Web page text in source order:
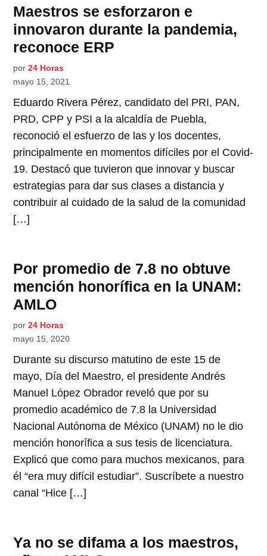
Maestros se esforzaron e
innovaron durante la pandemia,
reconoce ERP
por 24 Horas
mayo 15, 2021
Eduardo Rivera Pérez, candidato del PRI, PAN,
PRD, CPP y PSI a la alcaldía de Puebla,
reconoció el esfuerzo de las y los docentes,
principalmente en momentos difíciles por el Covid-
19. Destacó que tuvieron que innovar y buscar
estrategias para dar sus clases a distancia y
contribuir al cuidado de la salud de la comunidad
[…]
Por promedio de 7.8 no obtuve
mención honorífica en la UNAM:
AMLO
por 24 Horas
mayo 15, 2020
Durante su discurso matutino de este 15 de
mayo, Día del Maestro, el presidente Andrés
Manuel López Obrador reveló que por su
promedio académico de 7.8 la Universidad
Nacional Autónoma de México (UNAM) no le dio
mención honorífica a sus tesis de licenciatura.
Explicó que como para muchos mexicanos, para
él “era muy difícil estudiar”. Suscríbete a nuestro
canal “Hice […]
Ya no se difama a los maestros,